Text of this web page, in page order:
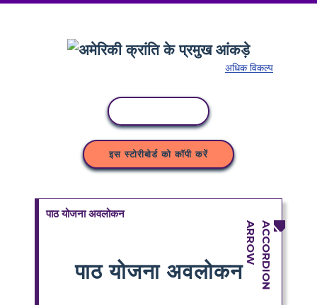
अधिक विकल्प
इस स्टोरीबोर्ड को कॉपी करें
पाठ योजना अवलोकन
पाठ योजना अवलोकन